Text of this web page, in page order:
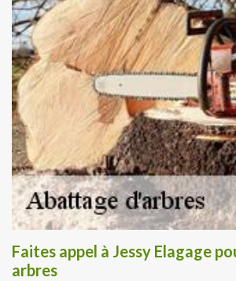
Faites appel à Jessy Elagage
arbres